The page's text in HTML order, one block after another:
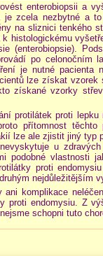
enterobiopsii a
je zcela nezbytné a
na sliznici tenkého
histologickému
(enterobiopsie).
po
je nutné pacienta
lze získat
získané vzorky
protilátek proti
přítomnost
lze ale zjistit jiný typ
u
podobné vlastnosti
proti
nejdůležitějším
ani komplikace
proti endomysiu. Z
schopni tuto